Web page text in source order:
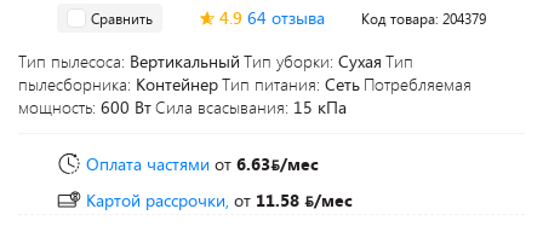
Сравнить 4.9 64 отзыва Код товара: 204379
Тип пылесоса: Вертикальный Тип уборки: Сухая Тип
пылесборника: КонтейнерТип питания: Сеть Потребляемая
мощность: 600 ВтСила всасывания: 15 кПа
Оплата частями от 6.63 /мес
Картой рассрочки, от 11.58
/мес